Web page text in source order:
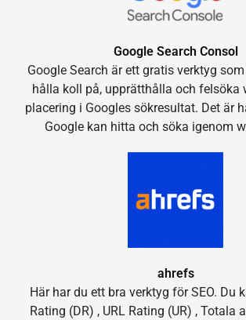
Google Search Consol
Google Search är ett gratis verktyg
hålla koll på, upprätthålla och felsöka
placering i Googles sökresultat. Det är
Google kan hitta och söka igenom
ahrefs
Här har du ett bra verktyg för SEO. Du
Rating (DR) , URL Rating (UR) , Totala